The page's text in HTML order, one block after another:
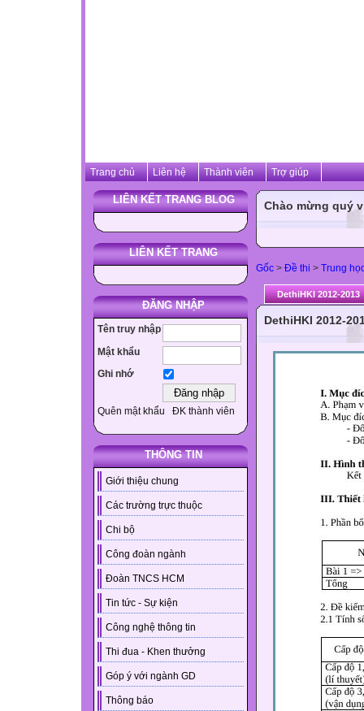
Trang chủ Liên hệ Thành viên Trợ giúp
LIÊN KẾT TRANG BLOG
LIÊN KẾT TRANG
ĐĂNG NHẬP
Tên truy nhập
Mật khẩu
Ghi nhớ
Quên mật khẩu ĐK thành viên
THÔNG TIN
Giới thiệu chung
Các trường trực thuộc
Chi bộ
Công đoàn ngành
Đoàn TNCS HCM
Tin tức - Sự kiện
Công nghệ thông tin
Thi đua - Khen thưởng
Góp ý với ngành GD
Thông báo
Chào mừng quý
Gốc > Đề thi > Trung
DethiHKI 2012-2013
DethiHKI 2012-